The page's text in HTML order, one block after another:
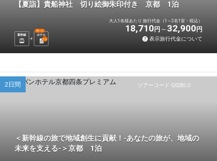
【夏詣】貴船神社 切り絵御朱印付き 京都 1泊
新幹線 ホテル
選べる
1 泊
大人1名様あたり 旅行代金（1～2名1室・税込）
18,710 円 32,900 円
表示旅行代金について
ツアーコード Q02BLO
2日間
＜新幹線の旅で地域創生に貢献！-あなたの旅が、地域の
未来を支える-＞京都 1泊